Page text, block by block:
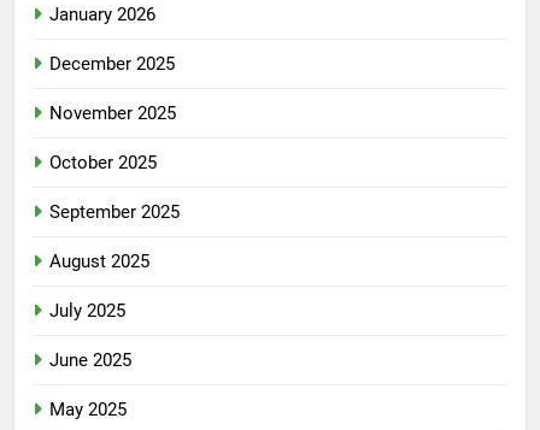
January 2026
December 2025
November 2025
October 2025
September 2025
August 2025
July 2025
June 2025
May 2025